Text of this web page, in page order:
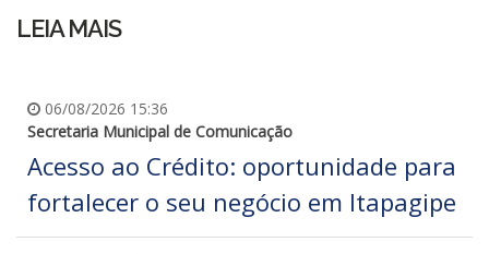
LEIA MAIS
06/08/2026 15:36
Secretaria Municipal de Comunicação
Acesso ao Crédito: oportunidade para
fortalecer o seu negócio em Itapagipe